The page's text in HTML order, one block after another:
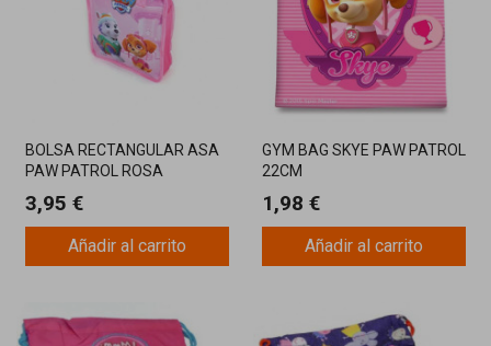
BOLSA RECTANGULAR ASA
PAW PATROL ROSA
3,95 €
Añadir al carrito
GYM BAG SKYE PAW PATROL
22CM
1,98 €
Añadir al carrito